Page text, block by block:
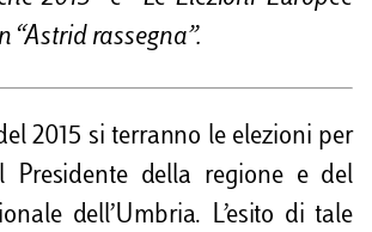
“Astrid rassegna”.
2015 si terranno le elezioni per
Presidente della regione e del
dell’Umbria. L’esito di tale